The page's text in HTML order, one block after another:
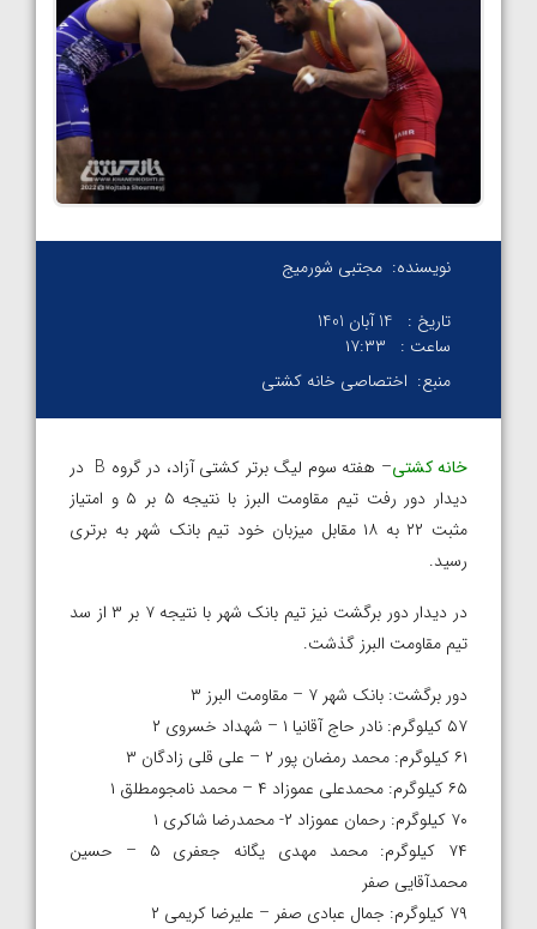
نویسنده: مجتبی شورمیج
تاریخ :
14 آبان 1401
ساعت :
۱۷:۳۳
منبع: اختصاصی خانه کشتی
خانه کشتی
– هفته سوم لیگ برتر کشتی آزاد، در گروه B در
دیدار دور رفت تیم مقاومت البرز با نتیجه ۵ بر ۵ و امتیاز
مثبت ۲۲ به ۱۸ مقابل میزبان خود تیم بانک شهر به برتری
رسید.
در دیدار دور برگشت نیز تیم بانک شهر با نتیجه ۷ بر ۳ از سد
تیم مقاومت البرز گذشت.
دور برگشت: بانک شهر ۷ – مقاومت البرز ۳
۵۷ کیلوگرم: نادر حاج آقانیا ۱ – شهداد خسروی ۲
۶۱ کیلوگرم: محمد رمضان پور ۲ – علی قلی زادگان ۳
۶۵ کیلوگرم: محمدعلی عموزاد ۴ – محمد نامجومطلق ۱
۷۰ کیلوگرم: رحمان عموزاد ۲- محمدرضا شاکری ۱
۷۴ کیلوگرم: محمد مهدی یگانه جعفری ۵ – حسین
محمدآقایی صفر
۷۹ کیلوگرم: جمال عبادی صفر – علیرضا کریمی ۲